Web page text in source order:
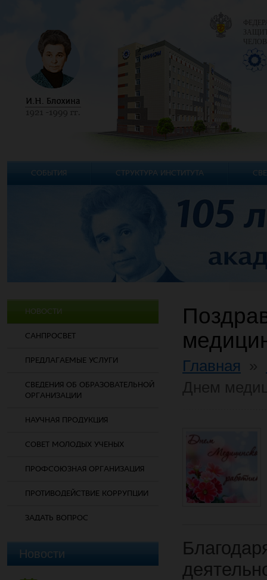
НОВОСТИ
САНПРОСВЕТ
ПРЕДЛАГАЕМЫЕ УСЛУГИ
СВЕДЕНИЯ ОБ ОБРАЗОВАТЕЛЬНОЙ
ОРГАНИЗАЦИИ
НАУЧНАЯ ПРОДУКЦИЯ
СОВЕТ МОЛОДЫХ УЧЕНЫХ
ПРОФСОЮЗНАЯ ОРГАНИЗАЦИЯ
ПРОТИВОДЕЙСТВИЕ КОРРУПЦИИ
ЗАДАТЬ ВОПРОС
Новости
Главная
СОБЫТИЯ СТРУКТУРА ИНСТИТУТА